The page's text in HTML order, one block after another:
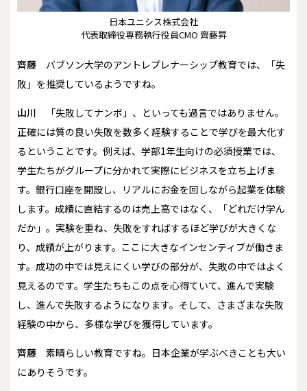
日本ユニシス株式会社
代表取締役専務執行役員CMO 齊藤昇
齊藤 バブソン大学のアントレプレナーシップ教育では、「失
敗」を推奨しているようですね。
山川 「失敗してナンボ」、といっても過言ではありません。
正確には質の良い失敗を数多く経験することで学びを最大化す
るということです。例えば、学部1年生向けの必須授業では、
学生たちがグループに分かれて実際にビジネスを立ち上げま
す。銀行口座を開設し、リアルにお金を回しながら起業を体験
します。成績に直結するのは売上高ではなく、「どれだけ学ん
だか」。実験を重ね、失敗をすればするほど学びが大きくな
り、成績が上がります。ここに大きなインセンティブが働きま
す。成功の中では見えにくい学びの部分が、失敗の中ではよく
見えるのです。学生たちもこの点を心得ていて、進んで実験
し、進んで失敗するようになります。そして、さまざまな失敗
経験の中から、多様な学びを獲得しています。
齊藤 素晴らしい教育ですね。日本企業が学ぶべきことも大い
にありそうです。